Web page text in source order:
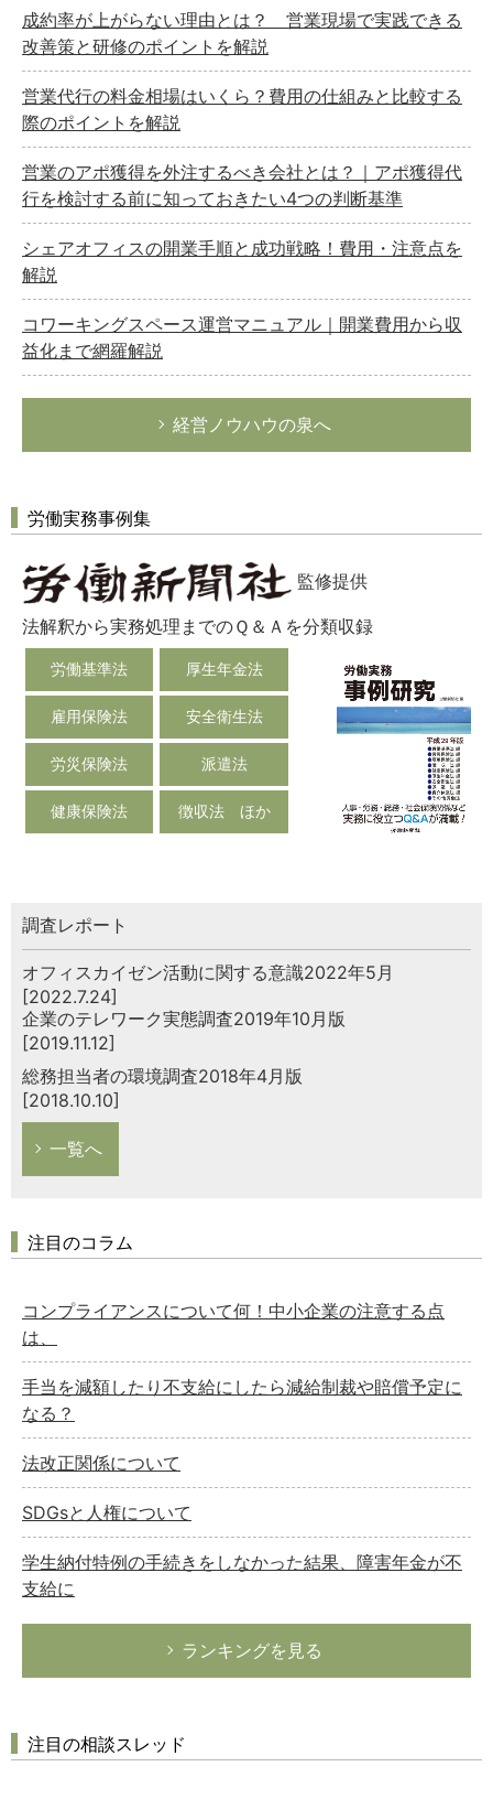
選択してください
労務管理
税務経理
企業法務
経営の知恵
秘書のノウハウ
成約率が上がらない理由とは？ 営業現場で実践できる
改善策と研修のポイントを解説
営業代行の料金相場はいくら？費用の仕組みと比較する
際のポイントを解説
営業のアポ獲得を外注するべき会社とは？｜アポ獲得代
行を検討する前に知っておきたい4つの判断基準
シェアオフィスの開業手順と成功戦略！費用・注意点を
解説
コワーキングスペース運営マニュアル｜開業費用から収
益化まで網羅解説
経営ノウハウの泉へ
労働実務事例集
監修提供
法解釈から実務処理までのＱ＆Ａを分類収録
労働基準法 厚生年金法
雇用保険法 安全衛生法
労災保険法 派遣法
健康保険法 徴収法 ほか
調査レポート
オフィスカイゼン活動に関する意識2022年5月
[2022.7.24]
企業のテレワーク実態調査2019年10月版
[2019.11.12]
総務担当者の環境調査2018年4月版
[2018.10.10]
一覧へ
注目のコラム
コンプライアンスについて何！中小企業の注意する点
は、
手当を減額したり不支給にしたら減給制裁や賠償予定に
なる？
法改正関係について
SDGsと人権について
学生納付特例の手続きをしなかった結果、障害年金が不
支給に
ランキングを見る
注目の相談スレッド